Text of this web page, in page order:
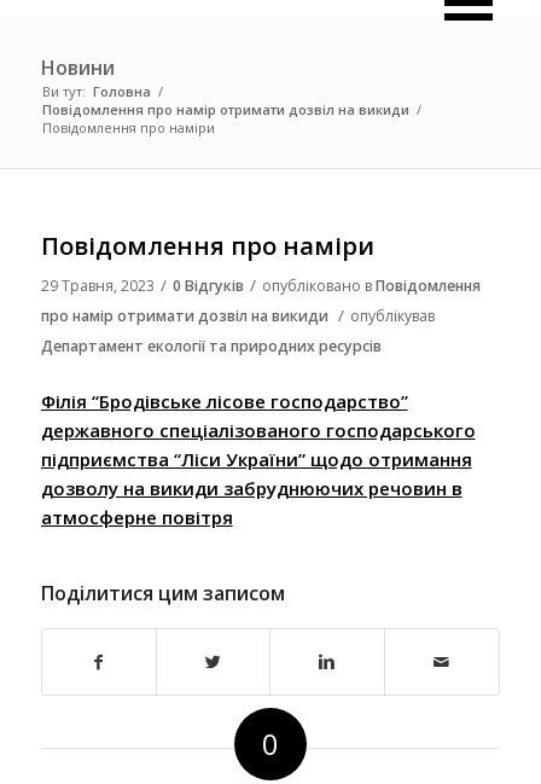
Новини
Ви тут: Головна /
Повідомлення про намір отримати дозвіл на викиди /
Повідомлення про наміри
Повідомлення про наміри
29 Травня, 2023 / 0 Відгуків / опубліковано вПовідомлення
про намір отримати дозвіл на викиди / опублікував
Департамент екології та природних ресурсів
Філія “Бродівське лісове господарство”
державного спеціалізованого господарського
підприємства “Ліси України” щодо отримання
дозволу на викиди забруднюючих речовин в
атмосферне повітря
Поділитися цим записом
0